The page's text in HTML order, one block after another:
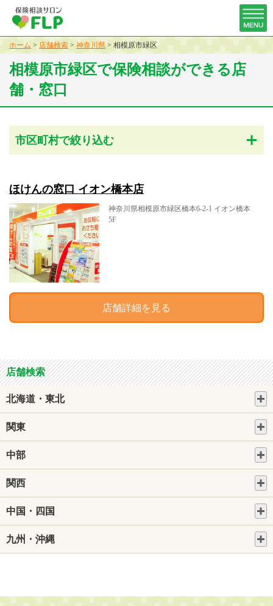
ホーム > 店舗検索 > 神奈川県 > 相模原市緑区
相模原市緑区で保険相談ができる店
舗・窓口
市区町村で絞り込む
ほけんの窓口 イオン橋本店
神奈川県相模原市緑区橋本6-2-1 イオン橋本
5F
店舗詳細を見る
店舗検索
北海道・東北
関東
中部
関西
中国・四国
九州・沖縄